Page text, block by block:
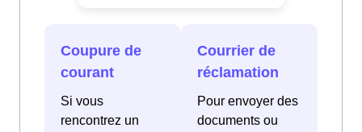
Coupure de
courant
Si vous
rencontrez un
Courrier de
réclamation
Pour envoyer des
documents ou